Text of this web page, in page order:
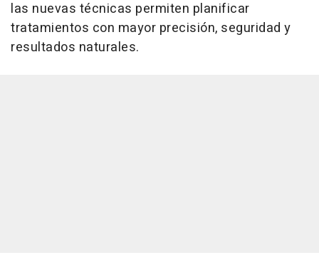
las nuevas técnicas permiten planificar
tratamientos con mayor precisión, seguridad y
resultados naturales.